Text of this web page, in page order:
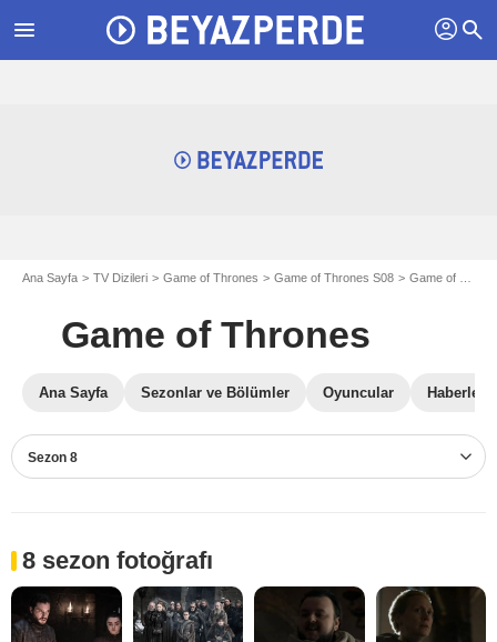
menu profil search
Ana Sayfa TV Dizileri Game of Thrones Game of Thrones S08 Game of Thrones Fotoğraflar
Game of Thrones
Ana Sayfa Sezonlar ve Bölümler Oyuncular Haberler
Sezon 8
8 sezon fotoğrafı